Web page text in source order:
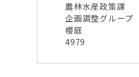
農林水産政策課
企画調整グループ
櫻庭
4979